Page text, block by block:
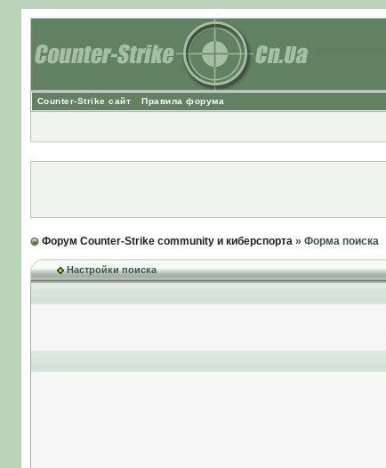
Counter-Strike сайт Правила форума
Форум Counter-Strike community и киберспорта» Форма поиска
Настройки поиска